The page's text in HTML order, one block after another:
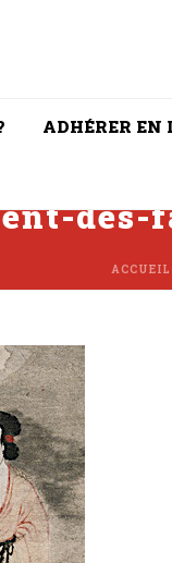
ADHÉRER EN
des-
ACCUEIL